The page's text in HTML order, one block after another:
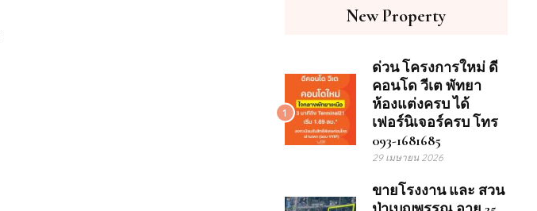
New Property
1
ด่วน โครงการใหม่ ดี
คอนโด วีเต พัทยา
ห้องแต่งครบ ได้
เฟอร์นิเจอร์ครบ โทร
093-1681685
29 เมษายน 2026
ขายโรงงาน และ สวน